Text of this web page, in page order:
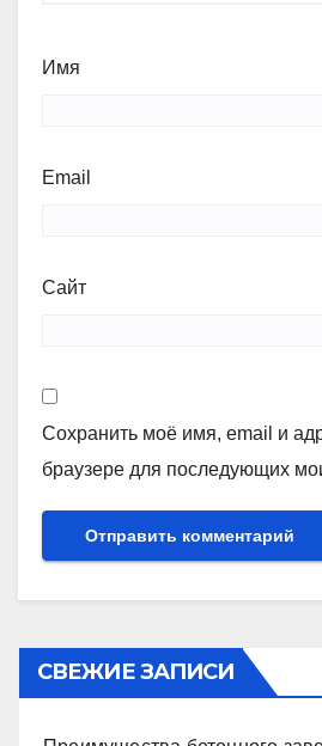
Имя
Email
Сайт
Сохранить моё имя, email и
браузере для последующих
СВЕЖИЕ ЗАПИСИ